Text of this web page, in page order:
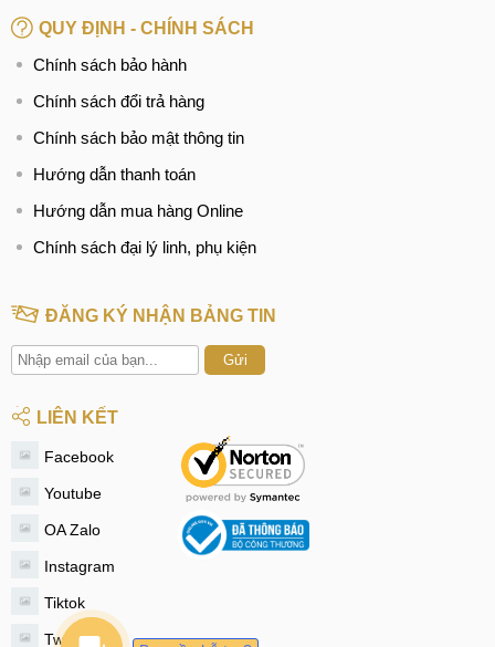
QUY ĐỊNH - CHÍNH SÁCH
Chính sách bảo hành
Chính sách đổi trả hàng
Chính sách bảo mật thông tin
Hướng dẫn thanh toán
Hướng dẫn mua hàng Online
Chính sách đại lý linh, phụ kiện
ĐĂNG KÝ NHẬN BẢNG TIN
Gửi
LIÊN KẾT
Facebook
Youtube
OA Zalo
Instagram
Tiktok
Twitter